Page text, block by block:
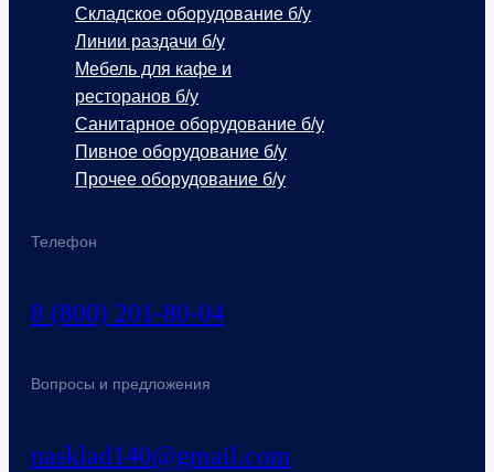
Телефон
8 (800) 201-80-04
Вопросы и предложения
nasklad140@gmail.com
Складское оборудование б/у
Линии раздачи б/у
Мебель для кафе и
ресторанов б/у
Санитарное оборудование б/у
Пивное оборудование б/у
Прочее оборудование б/у